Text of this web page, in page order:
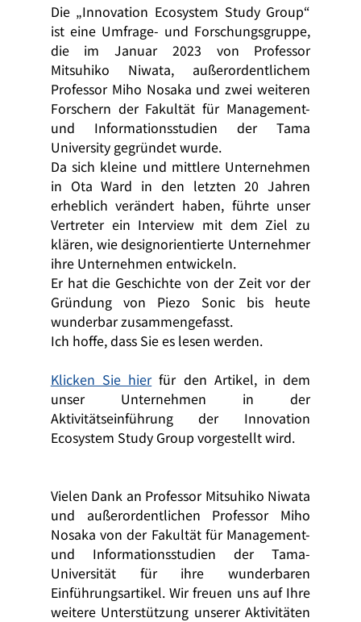
Die „Innovation Ecosystem Study Group“
ist eine Umfrage- und Forschungsgruppe,
die im Januar 2023 von Professor
Mitsuhiko Niwata, außerordentlichem
Professor Miho Nosaka und zwei weiteren
Forschern der Fakultät für Management-
und Informationsstudien der Tama
University gegründet wurde.
Da sich kleine und mittlere Unternehmen
in Ota Ward in den letzten 20 Jahren
erheblich verändert haben, führte unser
Vertreter ein Interview mit dem Ziel zu
klären, wie designorientierte Unternehmer
ihre Unternehmen entwickeln.
Er hat die Geschichte von der Zeit vor der
Gründung von Piezo Sonic bis heute
wunderbar zusammengefasst.
Ich hoffe, dass Sie es lesen werden.
Klicken Sie hier für den Artikel, in dem
unser Unternehmen in der
Aktivitätseinführung der Innovation
Ecosystem Study Group vorgestellt wird.
Vielen Dank an Professor Mitsuhiko Niwata
und außerordentlichen Professor Miho
Nosaka von der Fakultät für Management-
und Informationsstudien der Tama-
Universität für ihre wunderbaren
Einführungsartikel. Wir freuen uns auf Ihre
weitere Unterstützung unserer Aktivitäten